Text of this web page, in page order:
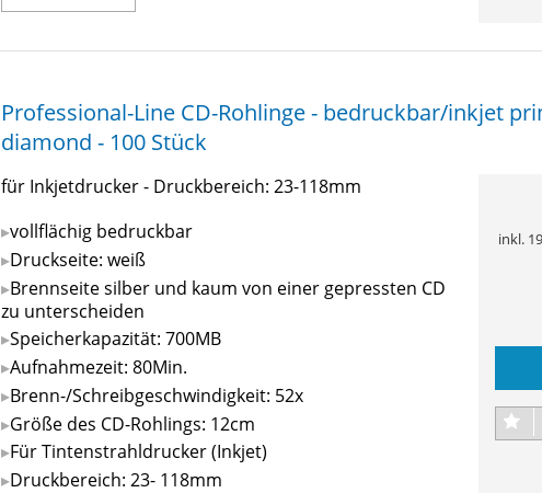
Professional-Line CD-Rohlinge - bedruckbar/inkjet
diamond - 100 Stück
für Inkjetdrucker - Druckbereich: 23-118mm
vollflächig bedruckbar
Druckseite: weiß
Brennseite silber und kaum von einer gepressten CD
zu unterscheiden
Speicherkapazität: 700MB
Aufnahmezeit: 80Min.
Brenn-/Schreibgeschwindigkeit: 52x
Größe des CD-Rohlings: 12cm
Für Tintenstrahldrucker (Inkjet)
Druckbereich: 23- 118mm
inkl.